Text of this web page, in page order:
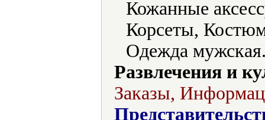
Кожанные
Корсеты,
Одежда
Развлечения и
Заказы,